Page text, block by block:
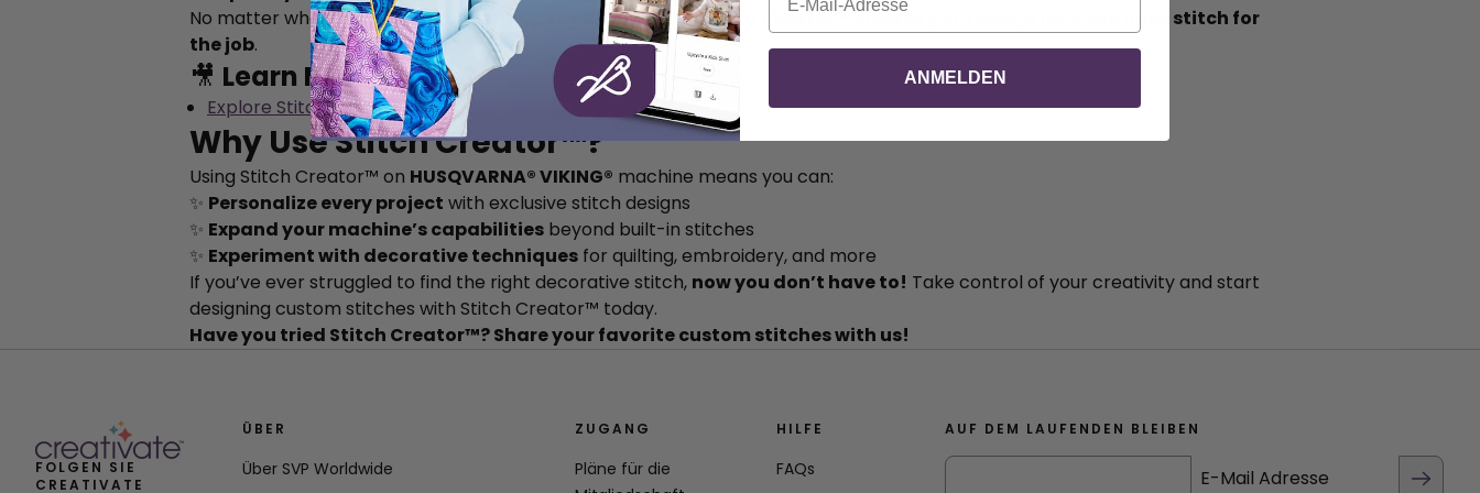
No matter what you’re sewing, the
HUSQVARNA® VIKING® Stitch Creator™ ensures you’ll always have
the right stitch for
the job.
🎥 Learn More:
Explore Stitch Creator - YouTube
Why Use Stitch Creator™?
Using Stitch Creator™ on HUSQVARNA® VIKING® machine means you can:
✨ Personalize every project with exclusive stitch designs
✨ Expand your machine’s capabilities beyond built-in stitches
✨ Experiment with decorative techniques for quilting, embroidery, and more
If you’ve ever struggled to find the right decorative stitch, now you don’t have to! Take control of your creativity and start
designing custom stitches with Stitch Creator™ today.
Have you tried Stitch Creator™? Share your favorite custom stitches with us!
FOLGEN SIE
CREATIVATE
ÜBER
Über SVP Worldwide
ZUGANG
Pläne für die
HILFE
FAQs
AUF DEM LAUFENDEN BLEIBEN
E-Mail Adresse
ANMELDEN